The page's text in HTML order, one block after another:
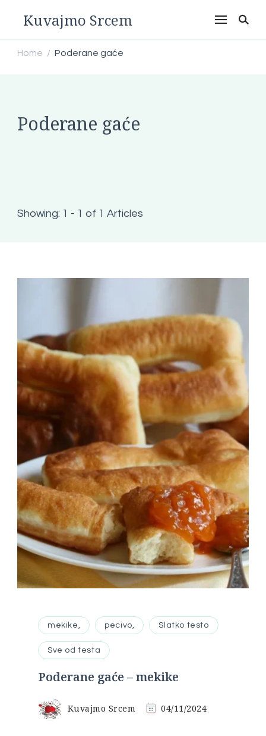
Kuvajmo Srcem
Home / Poderane gaće
Poderane gaće
Showing: 1 - 1 of 1 Articles
mekike, pecivo, Slatko testo
Sve od testa
Poderane gaće – mekike
Kuvajmo Srcem 04/11/2024